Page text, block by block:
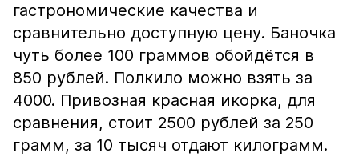
гастрономические качества и
сравнительно доступную цену. Баночка
чуть более 100 граммов обойдётся в
850 рублей. Полкило можно взять за
4000. Привозная красная икорка, для
сравнения, стоит 2500 рублей за 250
грамм, за 10 тысяч отдают килограмм.